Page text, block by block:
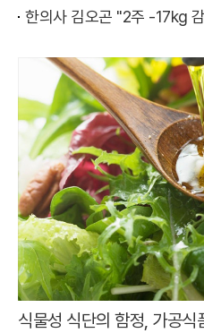
한의사 김오곤 "2주 -17kg
식물성 식단의 함정, 가공식